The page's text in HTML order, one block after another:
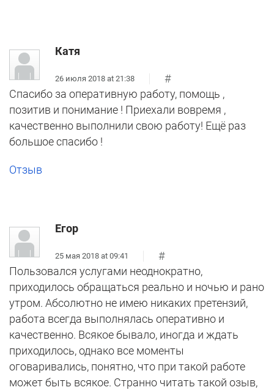
Катя
26 июля 2018 at 21:38
#
Спасибо за оперативную работу, помощь ,
позитив и понимание ! Приехали вовремя ,
качественно выполнили свою работу! Ещё раз
большое спасибо !
Отзыв
Егор
25 мая 2018 at 09:41
#
Пользовался услугами неоднократно,
приходилось обращаться реально и ночью и рано
утром. Абсолютно не имею никаких претензий,
работа всегда выполнялась оперативно и
качественно. Всякое бывало, иногда и ждать
приходилось, однако все моменты
оговаривались, понятно, что при такой работе
может быть всякое. Странно читать такой озыв,